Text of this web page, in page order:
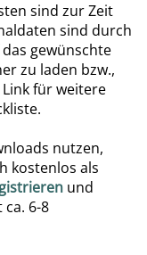
sind zur Zeit
sind durch
gewünschte
zu laden bzw.,
für weitere
nutzen,
kostenlos als
und
6-8